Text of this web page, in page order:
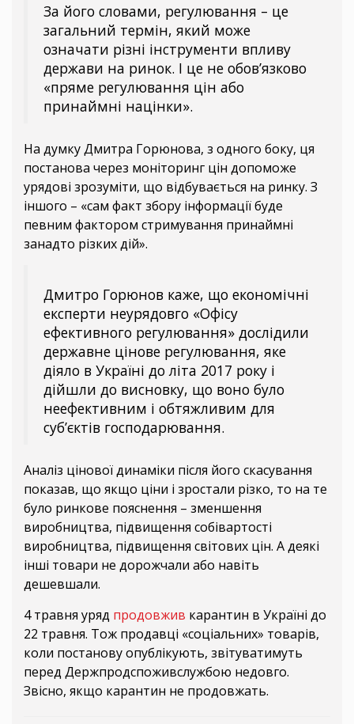
За його словами, регулювання – це
загальний термін, який може
означати різні інструменти впливу
держави на ринок. І це не обов’язково
«пряме регулювання цін або
принаймні націнки».
На думку Дмитра Горюнова, з одного боку, ця
постанова через моніторинг цін допоможе
урядові зрозуміти, що відбувається на ринку. З
іншого – «сам факт збору інформації буде
певним фактором стримування принаймні
занадто різких дій».
Дмитро Горюнов каже, що економічні
експерти неурядовго «Офісу
ефективного регулювання» дослідили
державне цінове регулювання, яке
діяло в Україні до літа 2017 року і
дійшли до висновку, що воно було
неефективним і обтяжливим для
суб’єктів господарювання.
Аналіз цінової динаміки після його скасування
показав, що якщо ціни і зростали різко, то на те
було ринкове пояснення – зменшення
виробництва, підвищення собівартості
виробництва, підвищення світових цін. А деякі
інші товари не дорожчали або навіть
дешевшали.
4 травня уряд продовжив карантин в Україні до
22 травня. Тож продавці «соціальних» товарів,
коли постанову опублікують, звітуватимуть
перед Держпродспоживслужбою недовго.
Звісно, якщо карантин не продовжать.